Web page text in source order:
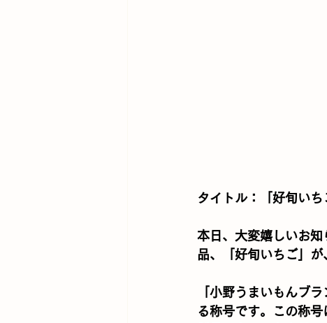
タイトル：「好旬いち
本日、大変嬉しいお
品、「好旬いちご」が
「小野うまいもんブ
る称号です。この称